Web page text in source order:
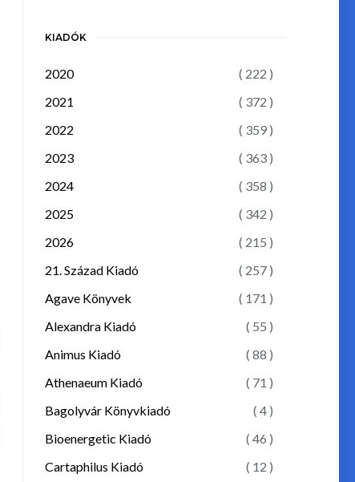
KIADÓK
2020
( 222 )
2021
( 372 )
2022
( 359 )
2023
( 363 )
2024
( 358 )
2025
( 342 )
2026
( 215 )
21. Század Kiadó
( 257 )
Agave Könyvek
( 171 )
Alexandra Kiadó
( 55 )
Animus Kiadó
( 88 )
Athenaeum Kiadó
( 71 )
Bagolyvár Könyvkiadó
( 4 )
Bioenergetic Kiadó
( 46 )
Cartaphilus Kiadó
( 12 )